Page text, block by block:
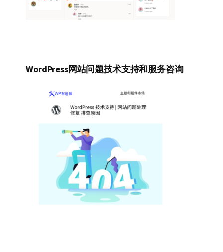
WordPress网站问题技术支持和服务咨询